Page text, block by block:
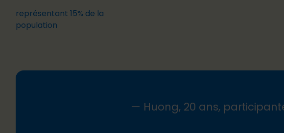
représentant 15% de la
population
— Huong, 20 ans,